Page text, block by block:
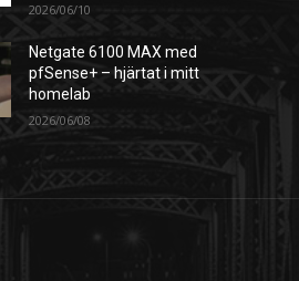
2026/06/10
Netgate 6100 MAX med
pfSense+ – hjärtat i mitt
homelab
2026/06/08